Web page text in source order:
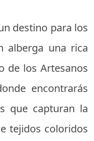
destino para los
alberga una rica
de los Artesanos
encontrarás
que capturan la
tejidos coloridos